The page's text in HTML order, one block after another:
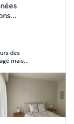
des
mais